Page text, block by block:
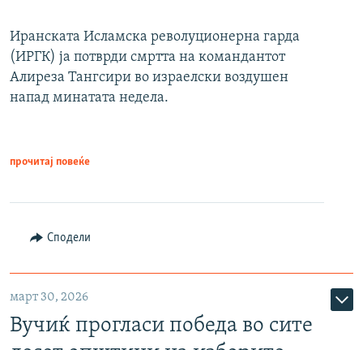
Иранската Исламска револуционерна гарда
(ИРГК) ја потврди смртта на командантот
Алиреза Тангсири во израелски воздушен
напад минатата недела.
прочитај повеќе
Сподели
март 30, 2026
Вучиќ прогласи победа во сите